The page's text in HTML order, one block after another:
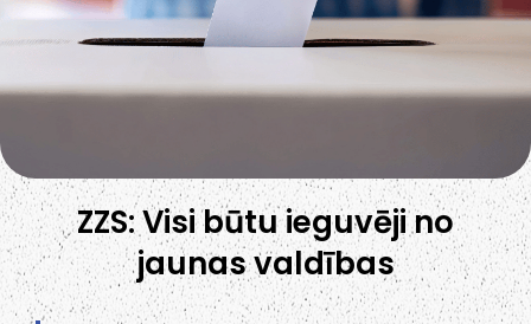
ZZS: Visi būtu ieguvēji no
jaunas valdības